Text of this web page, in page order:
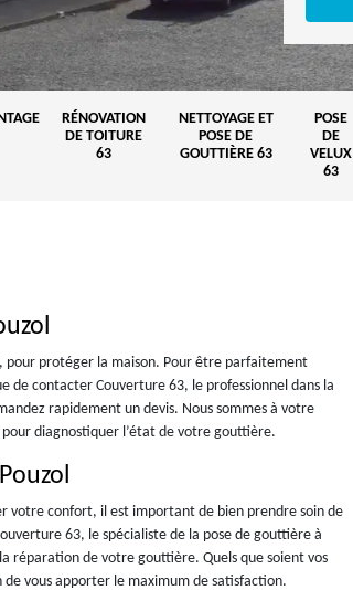
RÉNOVATION
DE TOITURE
63
NETTOYAGE ET
POSE DE
GOUTTIÈRE 63
POSE
DE
VELUX
63
pour protéger la maison. Pour être parfaitement
de contacter Couverture 63, le professionnel dans la
rapidement un devis. Nous sommes à votre
diagnostiquer l’état de votre gouttière.
votre confort, il est important de bien prendre soin de
63, le spécialiste de la pose de gouttière à
réparation de votre gouttière. Quels que soient vos
de vous apporter le maximum de satisfaction.